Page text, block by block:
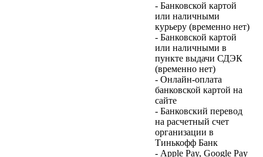
- Банковской картой
или наличными
курьеру (временно нет)
- Банковской картой
или наличными в
пункте выдачи СДЭК
(временно нет)
- Онлайн-оплата
банковской картой на
сайте
- Банковский перевод
на расчетный счет
организации в
Тинькофф Банк
- Apple Pay, Google Pay